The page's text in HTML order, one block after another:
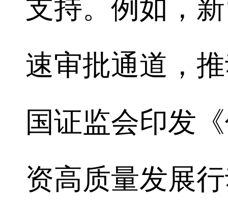
支持。例如，
速审批通道，
国证监会印发
资高质量发展